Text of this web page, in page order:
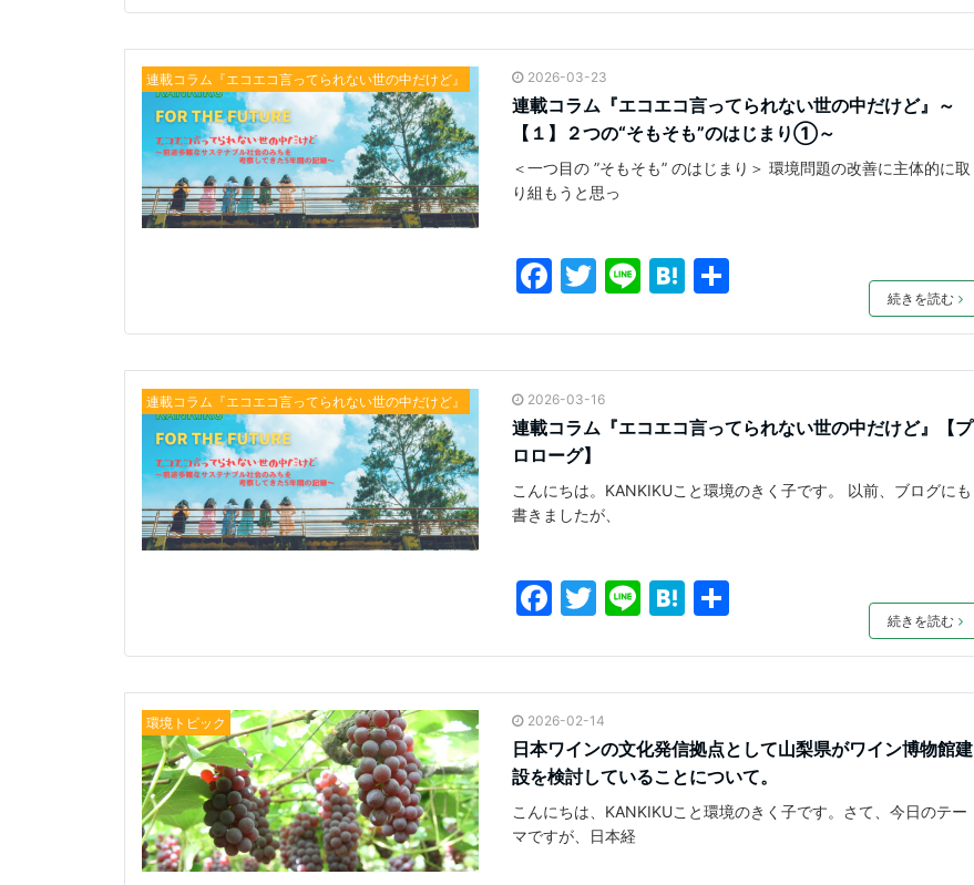
c
e
b
o
o
k
itt
er
e e
n
a
連載コラム『エコエコ言ってられない世の中だけど』 2026-03-23
連載コラム『エコエコ言ってられない世の中だけど』～
【１】２つの“そもそも”のはじまり①～
＜一つ目の ”そもそも” のはじまり＞ 環境問題の改善に主体的に取
り組もうと思っ
F
c
e
b
o
o
k
T
itt
er
Li
e
H
e
n
a
共
続きを読む
連載コラム『エコエコ言ってられない世の中だけど』 2026-03-16
連載コラム『エコエコ言ってられない世の中だけど』【プ
ロローグ】
こんにちは。KANKIKUこと環境のきく子です。 以前、ブログにも
書きましたが、
F
c
e
b
o
o
k
T
itt
er
Li
e
H
e
n
a
共
続きを読む
環境トピック 2026-02-14
日本ワインの文化発信拠点として山梨県がワイン博物館建
設を検討していることについて。
こんにちは、KANKIKUこと環境のきく子です。さて、今日のテー
マですが、日本経